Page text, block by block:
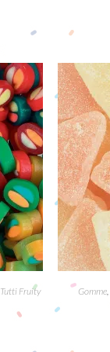
Tutti Fruity Gomme,